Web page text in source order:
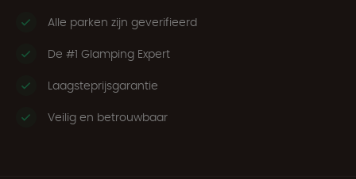
Alle parken zijn geverifieerd
De #1 Glamping Expert
Laagsteprijsgarantie
Veilig en betrouwbaar